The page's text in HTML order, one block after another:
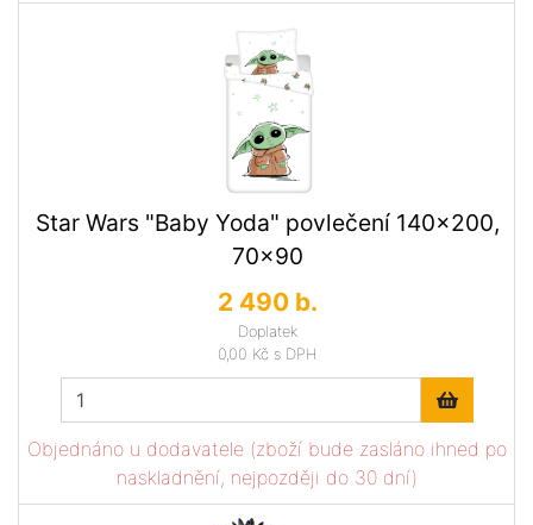
Star Wars "Baby Yoda" povlečení 140x200,
70x90
2 490 b.
Doplatek
0,00 Kč s DPH
Objednáno u dodavatele (zboží bude zasláno ihned po
naskladnění, nejpozději do 30 dní)